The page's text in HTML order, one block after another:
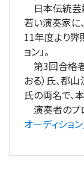
日本伝統芸
若い演奏家に
11年度より弊
ョン」。
第3回合格
おる）氏、都
氏の両名で、
演奏者のプ
オーディショ